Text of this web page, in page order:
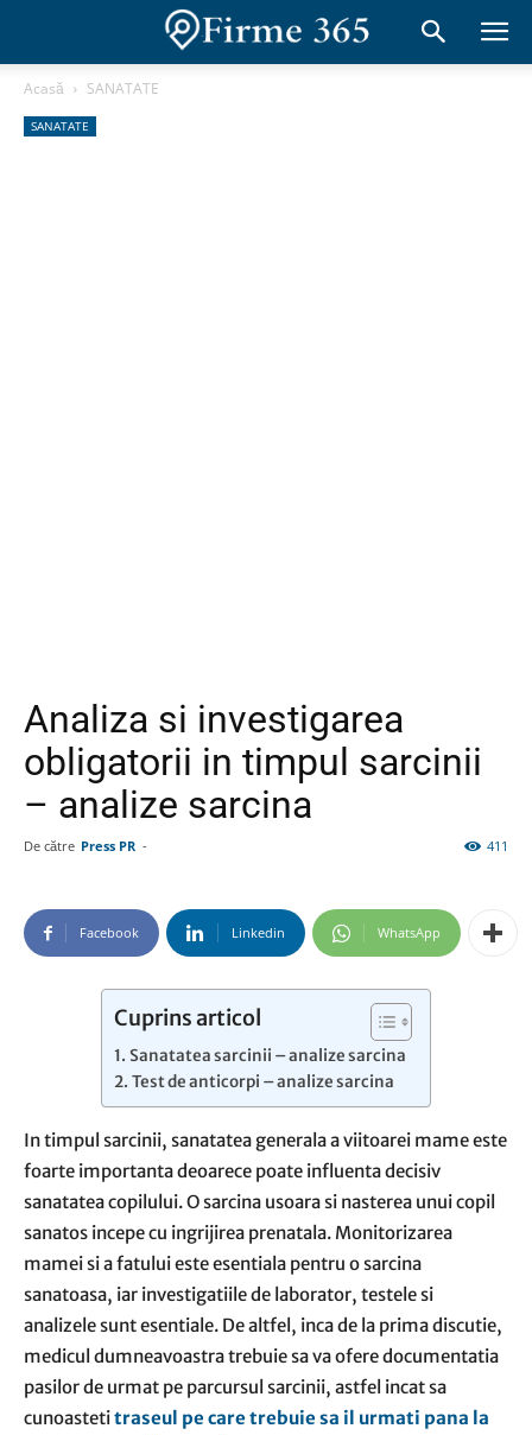
Acasă SANATATE
SANATATE
Analiza si investigarea
obligatorii in timpul sarcinii
– analize sarcina
De către Press PR - 411
Facebook Linkedin WhatsApp
Cuprins articol
Sanatatea sarcinii – analize sarcina
Test de anticorpi – analize sarcina
In timpul sarcinii, sanatatea generala a viitoarei mame este
foarte importanta deoarece poate influenta decisiv
sanatatea copilului. O sarcina usoara si nasterea unui copil
sanatos incepe cu ingrijirea prenatala. Monitorizarea
mamei si a fatului este esentiala pentru o sarcina
sanatoasa, iar investigatiile de laborator, testele si
analizele sunt esentiale. De altfel, inca de la prima discutie,
medicul dumneavoastra trebuie sa va ofere documentatia
pasilor de urmat pe parcursul sarcinii, astfel incat sa
cunoastetitraseul pe care trebuie sa il urmati pana la